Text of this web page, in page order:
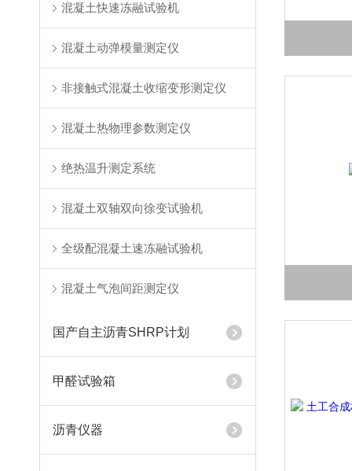
混凝土快速冻融试验机
混凝土动弹模量测定仪
非接触式混凝土收缩变形测定仪
混凝土热物理参数测定仪
绝热温升测定系统
混凝土双轴双向徐变试验机
全级配混凝土速冻融试验机
混凝土气泡间距测定仪
国产自主沥青SHRP计划
甲醛试验箱
沥青仪器